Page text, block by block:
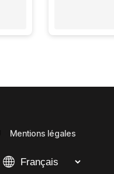
Mentions légales